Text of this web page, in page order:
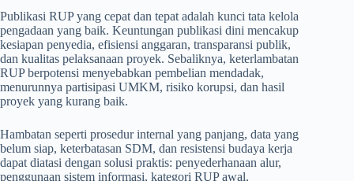
Publikasi RUP yang cepat dan tepat adalah kunci tata kelola
pengadaan yang baik. Keuntungan publikasi dini mencakup
kesiapan penyedia, efisiensi anggaran, transparansi publik,
dan kualitas pelaksanaan proyek. Sebaliknya, keterlambatan
RUP berpotensi menyebabkan pembelian mendadak,
menurunnya partisipasi UMKM, risiko korupsi, dan hasil
proyek yang kurang baik.
Hambatan seperti prosedur internal yang panjang, data yang
belum siap, keterbatasan SDM, dan resistensi budaya kerja
dapat diatasi dengan solusi praktis: penyederhanaan alur,
penggunaan sistem informasi, kategori RUP awal,